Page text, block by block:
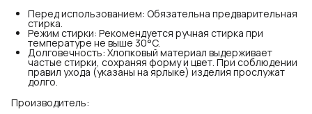
Перед использованием: Обязательна предварительная
стирка.
Режим стирки: Рекомендуется ручная стирка при
температуре не выше 30°C.
Долговечность: Хлопковый материал выдерживает
частые стирки, сохраняя форму и цвет. При соблюдении
правил ухода (указаны на ярлыке) изделия прослужат
долго.
Производитель: